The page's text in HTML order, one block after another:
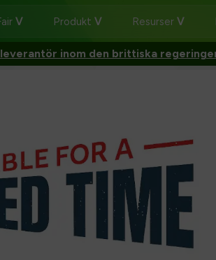
Produkt Resurser
inom den brittiska